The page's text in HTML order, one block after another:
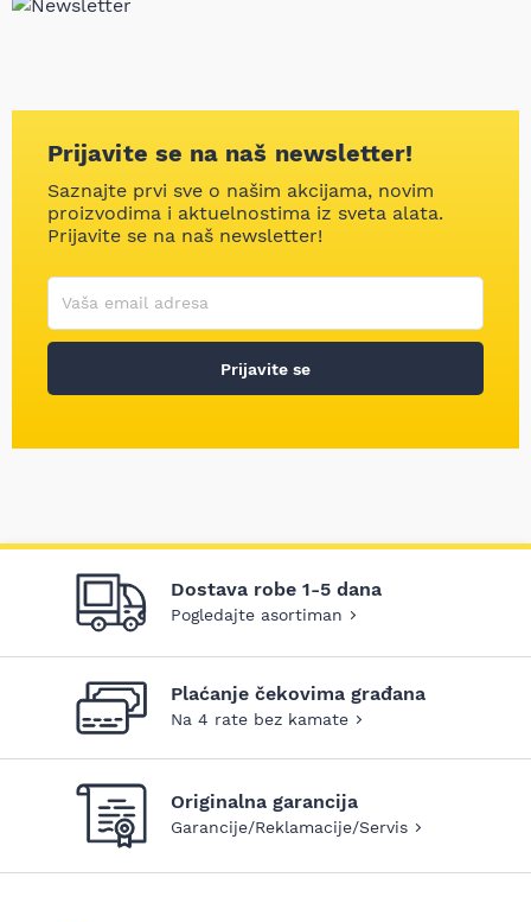
Prijavite se na naš newsletter!
Saznajte prvi sve o našim akcijama, novim
proizvodima i aktuelnostima iz sveta alata.
Prijavite se na naš newsletter!
Korisničko ime
Vaša email adresa
Prijavite se
Dostava robe 1-5 dana
Pogledajte asortiman
Plaćanje čekovima građana
Na 4 rate bez kamate
Originalna garancija
Garancije/Reklamacije/Servis